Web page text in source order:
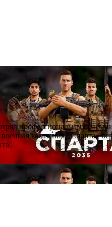
профессиональных
компания «Спарта»